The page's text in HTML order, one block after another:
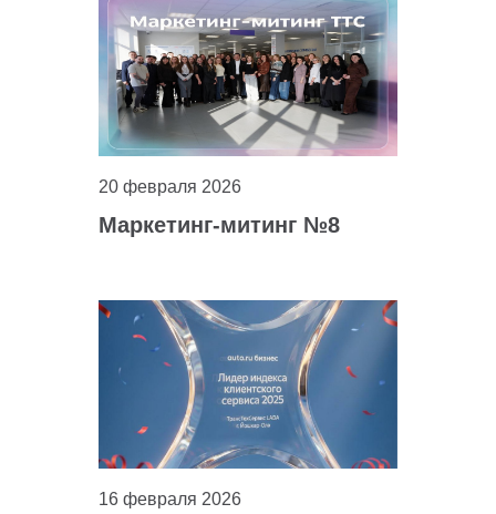
20 февраля 2026
Маркетинг-митинг №8
16 февраля 2026